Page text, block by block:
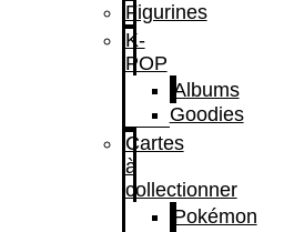
Figurines
K-
POP
Albums
Goodies
Cartes
à
collectionner
Pokémon